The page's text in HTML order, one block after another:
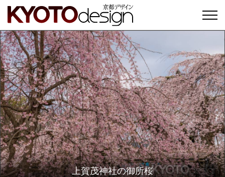
上賀茂神社の御所桜